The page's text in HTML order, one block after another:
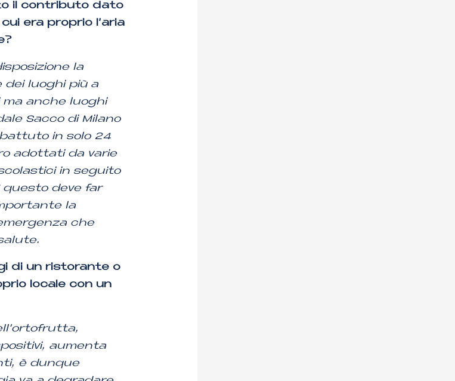
il contributo dato
era proprio l’aria
la
luoghi più a
ma anche luoghi
Sacco di Milano
in solo 24
adottati da varie
in seguito
questo deve far
la
che
di un ristorante o
locale con un
aumenta
è dunque